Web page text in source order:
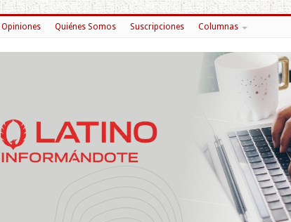
Opiniones Quiénes Somos Suscripciones Columnas